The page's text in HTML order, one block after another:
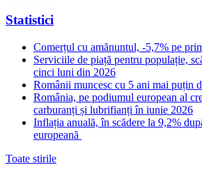
Statistici
Comerțul cu amănuntul, -5,7% pe
Serviciile de piață pentru populație,
cinci luni din 2026
Românii muncesc cu 5 ani mai puțin
România, pe podiumul european al
carburanți și lubrifianți în iunie 2026
Inflația anuală, în scădere la 9,2%
europeană
Toate stirile